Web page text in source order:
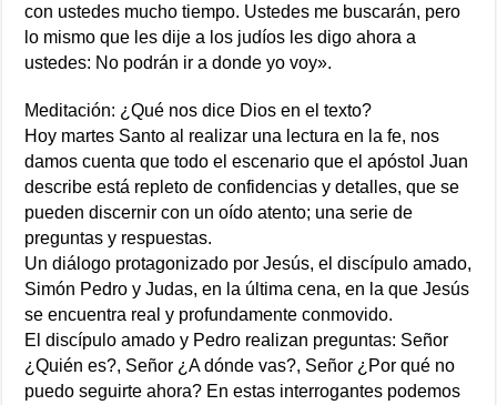
con ustedes mucho tiempo. Ustedes me buscarán, pero
lo mismo que les dije a los judíos les digo ahora a
ustedes: No podrán ir a donde yo voy».
Meditación: ¿Qué nos dice Dios en el texto?
Hoy martes Santo al realizar una lectura en la fe, nos
damos cuenta que todo el escenario que el apóstol Juan
describe está repleto de confidencias y detalles, que se
pueden discernir con un oído atento; una serie de
preguntas y respuestas.
Un diálogo protagonizado por Jesús, el discípulo amado,
Simón Pedro y Judas, en la última cena, en la que Jesús
se encuentra real y profundamente conmovido.
El discípulo amado y Pedro realizan preguntas: Señor
¿Quién es?, Señor ¿A dónde vas?, Señor ¿Por qué no
puedo seguirte ahora? En estas interrogantes podemos